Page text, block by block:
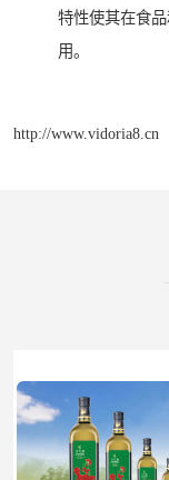
特性使其在食
用。
http://www.vidoria8.cn